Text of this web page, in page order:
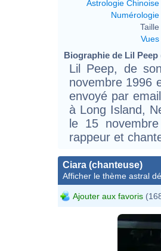
Astrologie Chinoise
Numérologie
Taille
Vues
Biographie de Lil Peep
Lil Peep, de
novembre 1996
envoyé par
à Long Island,
le 15
rappeur et
Ciara (chanteuse)
Afficher le thème astral
Ajouter aux favoris